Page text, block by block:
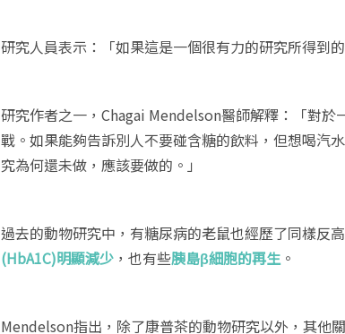
研究人員表示：「如果這是一個很有力的研究所得到
研究作者之一，Chagai Mendelson醫師解釋：「對
戰。如果能夠告訴別人不要碰含糖的飲料，但想喝汽
究為何還未做，應該要做的。」
過去的動物研究中，有糖尿病的老鼠也經歷了同樣反
(HbA1C)明顯減少，也有些胰島β細胞的再生。
Mendelson指出，除了康普茶的動物研究以外，其他